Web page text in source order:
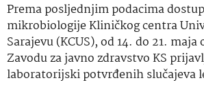
Prema posljednjim podacima
mikrobiologije Kliničkog centra
Sarajevu (KCUS), od 14. do 21. maja
Zavodu za javno zdravstvo KS
laboratorijski potvrđenih slučajeva